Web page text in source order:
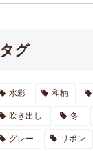
タグ
水彩 和柄
吹き出し 冬
グレー リボン